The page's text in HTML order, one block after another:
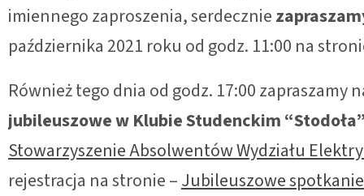
imiennego zaproszenia, serdecznie
października 2021 roku od godz. 11:00 na
Również tego dnia od godz. 17:00 zapraszamy
jubileuszowe w Klubie Studenckim
Stowarzyszenie Absolwentów Wydziału
rejestracja na stronie –Jubileuszowe